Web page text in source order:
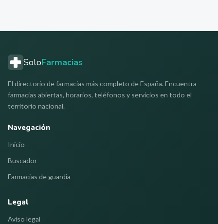
SoloFarmacias
El directorio de farmacias más completo de España. Encuentra
farmacias abiertas, horarios, teléfonos y servicios en todo el
territorio nacional.
Navegación
Inicio
Buscador
Farmacias de guardia
Legal
Aviso legal